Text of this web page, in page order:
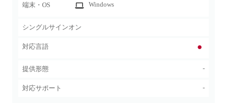
端末・OS Windows
シングルサインオン
対応言語
提供形態 -
対応サポート -